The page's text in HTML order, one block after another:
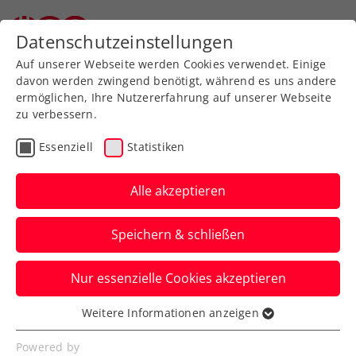
Zurück zur Newsübersicht
Turniere
Erste Bank Open: Thiem
unterliegt im
Erstrundenkracher
Tsitsipas
Auch der dritte Österreicher im
Hauptbewerb des ATP-500-Turniers in
Wien ist ausgeschieden.
Datenschutzeinstellungen
Auf unserer Webseite werden Cookies verwendet. Einige
davon werden zwingend benötigt, während es uns andere
ermöglichen, Ihre Nutzererfahrung auf unserer Webseite
zu verbessern.
Essenziell Statistiken
Alle akzeptieren
Speichern & schließen
Nur essenzielle Cookies akzeptieren
Essenziell
Essenzielle Cookies werden für grundlegende
Weitere Informationen anzeigen
Powered by